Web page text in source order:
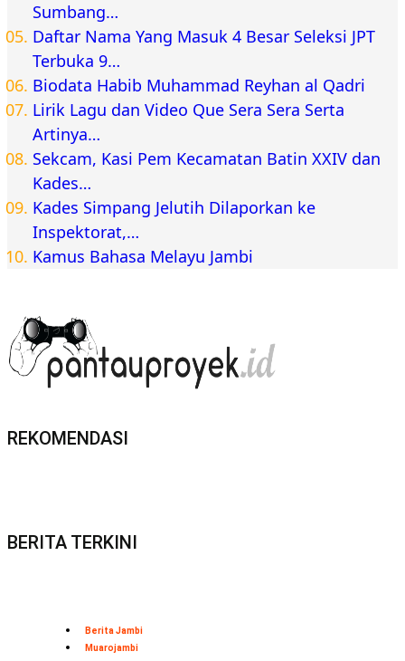
Sumbang…
Daftar Nama Yang Masuk 4 Besar Seleksi JPT
Terbuka 9…
Biodata Habib Muhammad Reyhan al Qadri
Lirik Lagu dan Video Que Sera Sera Serta
Artinya…
Sekcam, Kasi Pem Kecamatan Batin XXIV dan
Kades…
Kades Simpang Jelutih Dilaporkan ke
Inspektorat,…
Kamus Bahasa Melayu Jambi
REKOMENDASI
BERITA TERKINI
Berita Jambi
Muarojambi